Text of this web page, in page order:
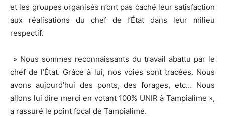
et les groupes organisés n’ont pas caché leur satisfaction
aux réalisations du chef de l’État dans leur milieu
respectif.
» Nous sommes reconnaissants du travail abattu par le
chef de l’État. Grâce à lui, nos voies sont tracées. Nous
avons aujourd’hui des ponts, des forages, etc… Nous
allons lui dire merci en votant 100% UNIR à Tampialime »,
a rassuré le point focal de Tampialime.